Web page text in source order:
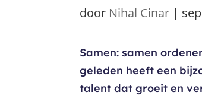
door Nihal Cinar |
Samen: samen
geleden heeft een
talent dat groeit en